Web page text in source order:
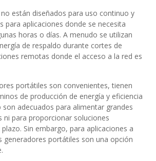
están diseñados para uso continuo y
para aplicaciones donde se necesita
horas o días. A menudo se utilizan
de respaldo durante cortes de
remotas donde el acceso a la red es
portátiles son convenientes, tienen
de producción de energía y eficiencia
adecuados para alimentar grandes
ni para proporcionar soluciones
Sin embargo, para aplicaciones a
generadores portátiles son una opción